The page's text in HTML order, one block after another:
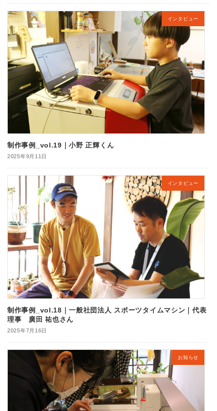
インタビュー
制作事例_vol.19｜小野 正輝くん
2025年9月11日
インタビュー
制作事例_vol.18｜一般社団法人 スポーツタイムマシン｜代表
理事 廣田 祐也さん
2025年7月16日
お知らせ